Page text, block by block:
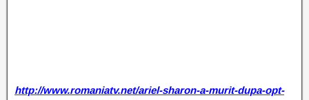
http://www.romaniatv.net/ariel-sharon-a-murit-dupa-opt-